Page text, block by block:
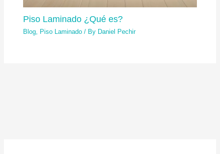
Piso Laminado ¿Qué es?
Blog Piso Laminado / By Daniel Pechir